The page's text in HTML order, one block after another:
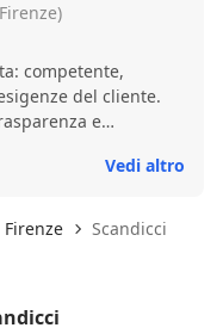
competente,
del cliente.
e
Vedi altro
Scandicci